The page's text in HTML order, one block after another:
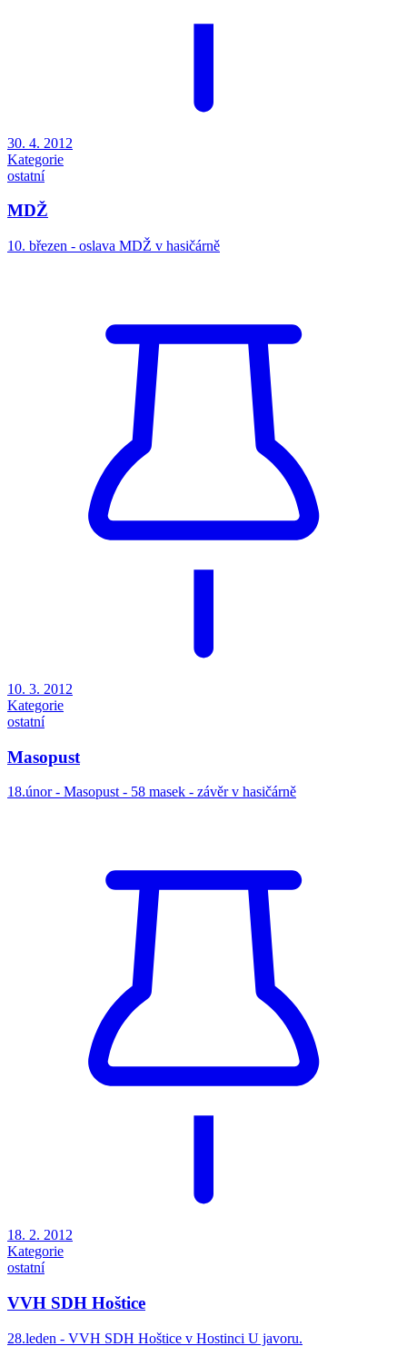
30. 4. 2012
Kategorie
ostatní
MDŽ
10. březen - oslava MDŽ v hasičárně
10. 3. 2012
Kategorie
ostatní
Masopust
18.únor - Masopust - 58 masek - závěr v hasičárně
18. 2. 2012
Kategorie
ostatní
VVH SDH Hoštice
28.leden - VVH SDH Hoštice v Hostinci U javoru.